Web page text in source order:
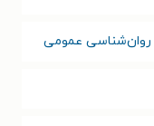
روان‌شناسی عمومی